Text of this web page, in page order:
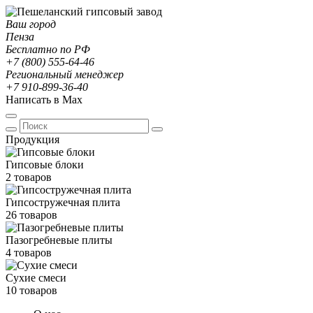
Ваш город
Пенза
Бесплатно по РФ
+7 (800) 555-64-46
Региональный менеджер
+7 910-899-36-40
Написать в Max
Продукция
Гипсовые блоки
2 товаров
Гипсостружечная плита
26 товаров
Пазогребневые плиты
4 товаров
Сухие смеси
10 товаров